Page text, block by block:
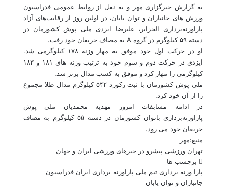
به گزارش خبرگزاری مهر و به نقل از روابط عمومی فدراسیون
ورزش های جانبازان و توان یابان، در اولین روز از رقابت‌های آزاد
پاراوزنه‌برداری الجزایر، علیرضا ایزدی ملی پوش کشورمان در
دسته ۵۹ کیلوگرم در گروه A به مصاف حریفان خود رفت.
او در حرکت اول خود موفق به مهار وزنه ۱۷۸ کیلوگرمی شد.
ایزدی در حرکت دوم و سوم خود به ترتیب وزنه های ۱۸۱ و ۱۸۳
کیلوگرمی را مهار کرد و موفق به کسب مدال برنز شد.
ملی پوش کشورمان با ثبت رکورد ۵۴۲ کیلوگرم مدال طلا مجموع
را از آن خود کرد.
در ادامه مسابقات امروز مهدیه محمدیان ملی پوش
پاراوزنه‌برداری بانوان کشورمان در دسته ۵۵ کیلوگرم به مصاف
حریفان خود می رود.
منبع:مهر
تهران ورزشی پیشرو در خبرهای ورزشی ایران و جهان
برچسب ها
پارا وزنه برداری تیم ملی پاراوزنه برداری ایران فدراسیون
جانبازان و توان یابان